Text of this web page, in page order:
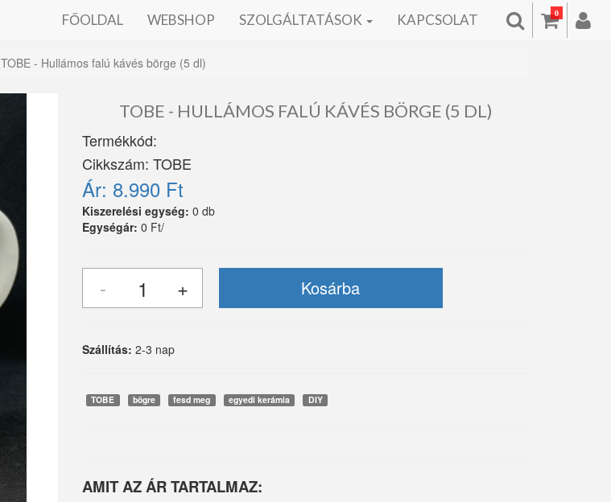
0
FŐOLDAL WEBSHOP SZOLGÁLTATÁSOK KAPCSOLAT
TOBE - Hullámos falú kávés börge (5 dl)
TOBE - HULLÁMOS FALÚ KÁVÉS BÖRGE (5 DL)
Termékkód:
Cikkszám: TOBE
Ár: 8.990 Ft
Kiszerelési egység: 0 db
Egységár: 0 Ft/
Szállítás: 2-3 nap
TOBE bögre fesd meg egyedi kerámia DIY
AMIT AZ ÁR TARTALMAZ: